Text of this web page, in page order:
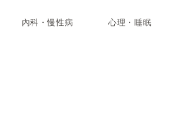
內科・慢性病 心理・睡眠